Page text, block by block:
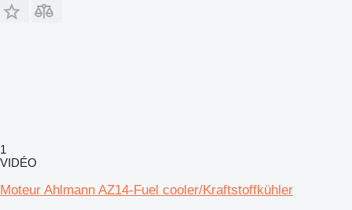
1
VIDÉO
Moteur Ahlmann AZ14-Fuel cooler/Kraftstoffkühler